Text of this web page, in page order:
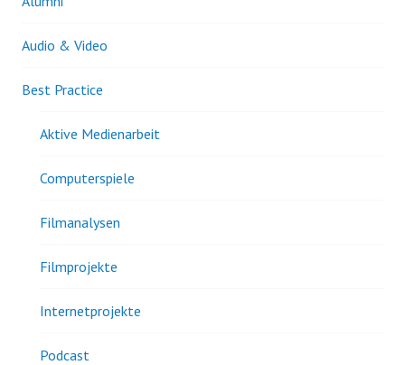
Audio & Video
Best Practice
Aktive Medienarbeit
Computerspiele
Filmanalysen
Filmprojekte
Internetprojekte
Podcast